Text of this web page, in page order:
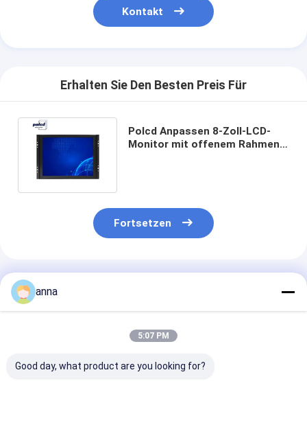
Kontakt
Erhalten Sie Den Besten Preis Für
Polcd Anpassen 8-Zoll-LCD-
Monitor mit offenem Rahmen,
Fortsetzen
Empfohlene Produkte
anna
5:07 PM
Good day, what product are you looking for?